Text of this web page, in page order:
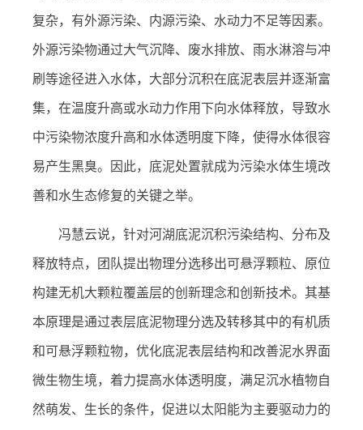
复杂，有外源污染、内源污染、水动力不足等因素。
外源污染物通过大气沉降、废水排放、雨水淋溶与冲
刷等途径进入水体，大部分沉积在底泥表层并逐渐富
集，在温度升高或水动力作用下向水体释放，导致水
中污染物浓度升高和水体透明度下降，使得水体很容
易产生黑臭。因此，底泥处置就成为污染水体生境改
善和水生态修复的关键之举。
冯慧云说，针对河湖底泥沉积污染结构、分布及
释放特点，团队提出物理分选移出可悬浮颗粒、原位
构建无机大颗粒覆盖层的创新理念和创新技术。其基
本原理是通过表层底泥物理分选及转移其中的有机质
和可悬浮颗粒物，优化底泥表层结构和改善泥水界面
微生物生境，着力提高水体透明度，满足沉水植物自
然萌发、生长的条件，促进以太阳能为主要驱动力的